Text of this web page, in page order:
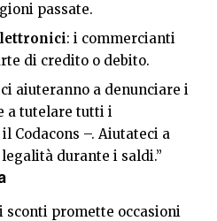
passate.
: i commercianti
di credito o debito.
aiuteranno a denunciare i
a tutelare tutti i
Codacons –. Aiutateci a
durante i saldi.”
promette occasioni